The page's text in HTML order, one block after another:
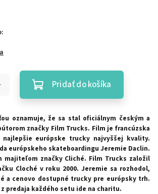
Pridať do košíka
oznamuje, že sa stal oficiálnym českým a
značky Film Trucks. Film je francúzska
najlepšie európske trucky najvyššej kvality.
európskeho skateboardingu Jeremie Daclin.
majiteľom značky Cliché. Film Trucks založil
Cloché v roku 2000. Jeremie sa rozhodol,
a cenovo dostupné trucky pre európsky trh.
predaja každého setu ide na charitu.